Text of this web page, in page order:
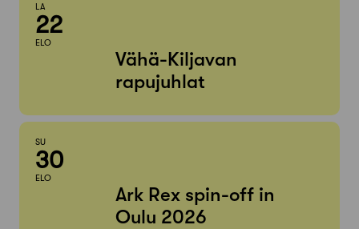
LA
22
ELO
Vähä-Kiljavan
rapujuhlat
SU
30
ELO
Ark Rex spin-off in
Oulu 2026